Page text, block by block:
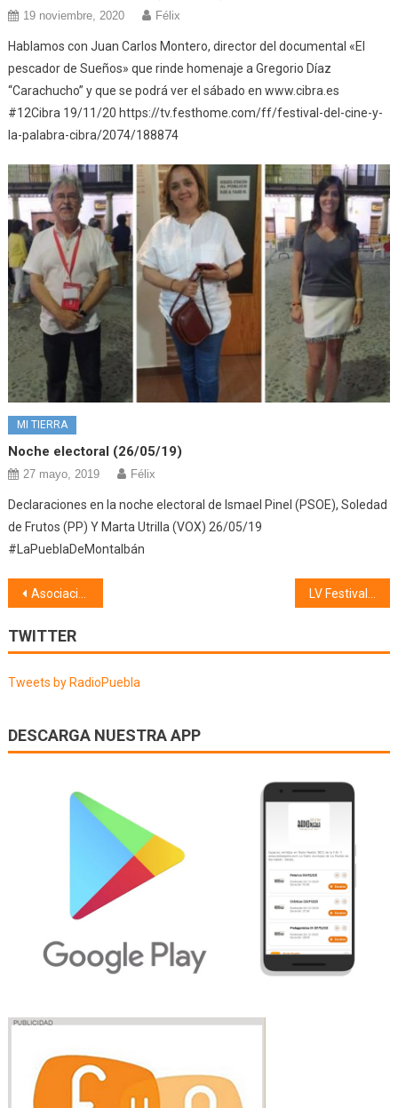
19 noviembre, 2020 Félix
Hablamos con Juan Carlos Montero, director del documental «El
pescador de Sueños» que rinde homenaje a Gregorio Díaz
“Carachucho” y que se podrá ver el sábado en www.cibra.es
#12Cibra 19/11/20 https://tv.festhome.com/ff/festival-del-cine-y-
la-palabra-cibra/2074/188874
MI TIERRA
Noche electoral (26/05/19)
27 mayo, 2019 Félix
Declaraciones en la noche electoral de Ismael Pinel (PSOE), Soledad
de Frutos (PP) Y Marta Utrilla (VOX) 26/05/19
#LaPueblaDeMontalbán
Navegación
de
entradas
Asociación Cultural «XARÉU D’OCHOBRE» (08/07/26) LV Festival Aires del Tajo (10/07/26)
TWITTER
Tweets by RadioPuebla
DESCARGA NUESTRA APP